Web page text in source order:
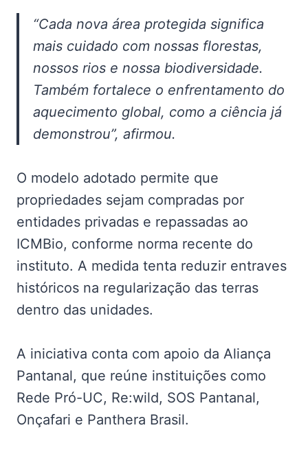
“Cada nova área protegida significa
mais cuidado com nossas florestas,
nossos rios e nossa biodiversidade.
Também fortalece o enfrentamento do
aquecimento global, como a ciência já
demonstrou”, afirmou.
O modelo adotado permite que
propriedades sejam compradas por
entidades privadas e repassadas ao
ICMBio, conforme norma recente do
instituto. A medida tenta reduzir entraves
históricos na regularização das terras
dentro das unidades.
A iniciativa conta com apoio da Aliança
Pantanal, que reúne instituições como
Rede Pró-UC, Re:wild, SOS Pantanal,
Onçafari e Panthera Brasil.